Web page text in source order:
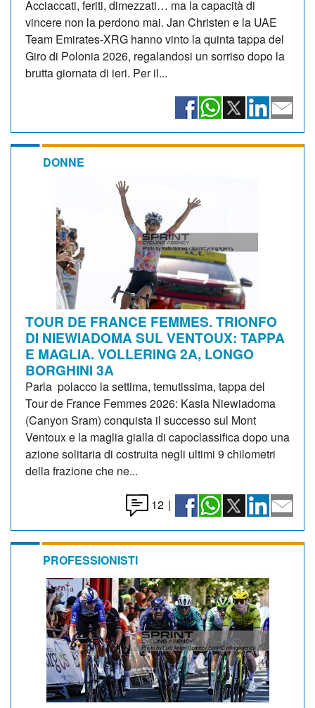
Acciaccati, feriti, dimezzati… ma la capacità di
vincere non la perdono mai. Jan Christen e la UAE
Team Emirates-XRG hanno vinto la quinta tappa del
Giro di Polonia 2026, regalandosi un sorriso dopo la
brutta giornata di ieri. Per il...
DONNE
TOUR DE FRANCE FEMMES. TRIONFO
DI NIEWIADOMA SUL VENTOUX: TAPPA
E MAGLIA. VOLLERING 2A, LONGO
BORGHINI 3A
Parla polacco la settima, temutissima, tappa del
Tour de France Femmes 2026: Kasia Niewiadoma
(Canyon Sram) conquista il successo sul Mont
Ventoux e la maglia gialla di capoclassifica dopo una
azione solitaria di costruita negli ultimi 9 chilometri
della frazione che ne...
12 |
PROFESSIONISTI